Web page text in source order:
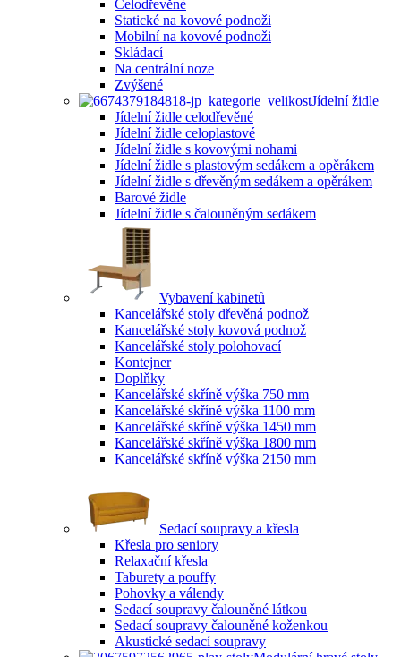
Celodřevěné
Statické na kovové podnoži
Mobilní na kovové podnoži
Skládací
Na centrální noze
Zvýšené
Jídelní židle
Jídelní židle celodřevěné
Jídelní židle celoplastové
Jídelní židle s kovovými nohami
Jídelní židle s plastovým sedákem a opěrákem
Jídelní židle s dřevěným sedákem a opěrákem
Barové židle
Jídelní židle s čalouněným sedákem
Vybavení kabinetů
Kancelářské stoly dřevěná podnož
Kancelářské stoly kovová podnož
Kancelářské stoly polohovací
Kontejner
Doplňky
Kancelářské skříně výška 750 mm
Kancelářské skříně výška 1100 mm
Kancelářské skříně výška 1450 mm
Kancelářské skříně výška 1800 mm
Kancelářské skříně výška 2150 mm
Sedací soupravy a křesla
Křesla pro seniory
Relaxační křesla
Taburety a pouffy
Pohovky a válendy
Sedací soupravy čalouněné látkou
Sedací soupravy čalouněné koženkou
Akustické sedací soupravy